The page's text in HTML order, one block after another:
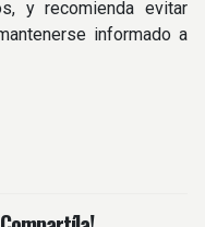
y recomienda evitar
informado a